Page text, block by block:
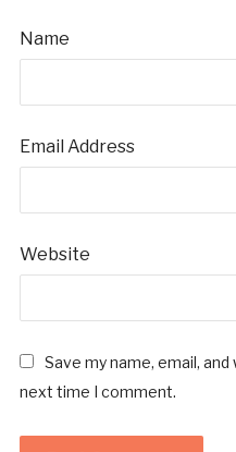
Name
Email Address
Website
Save my name, email,
next time I comment.